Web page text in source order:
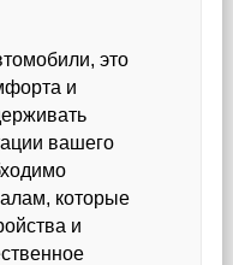
это
и
вашего
которые
и